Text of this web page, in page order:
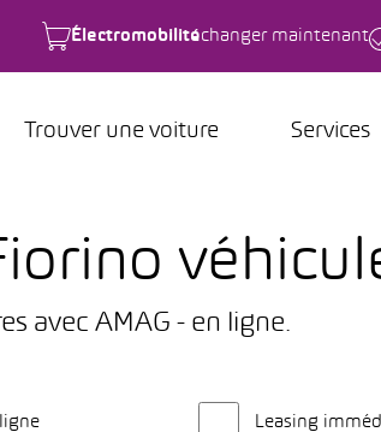
Électromobilitéchanger maintenant
Trouver une voiture Services
avec AMAG - en ligne.
Leasing